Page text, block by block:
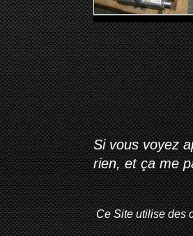
Si vous voyez
rien, et ça me
Ce Site utilise des